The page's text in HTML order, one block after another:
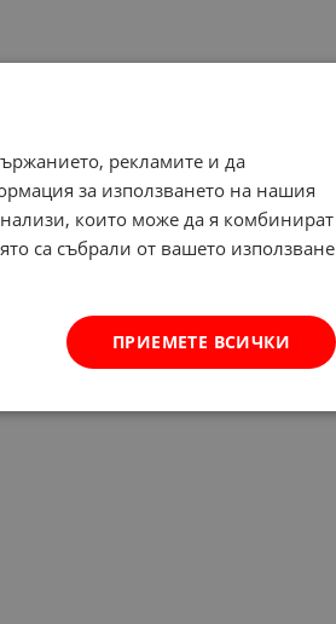
рекламите и да
за използването на нашия
които може да я комбинират
са събрали от вашето използване
ПРИЕМЕТЕ ВСИЧКИ